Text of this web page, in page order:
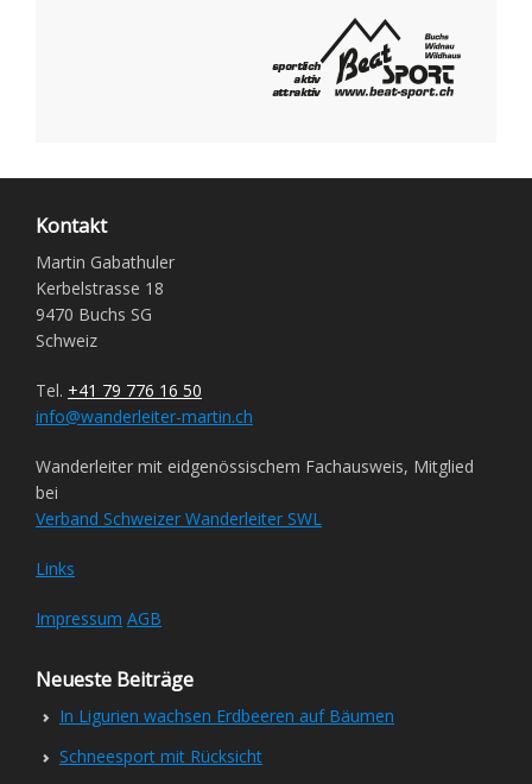
Kontakt
Martin Gabathuler
Kerbelstrasse 18
9470 Buchs SG
Schweiz
Tel. +41 79 776 16 50
info@wanderleiter-martin.ch
Wanderleiter mit eidgenössischem Fachausweis, Mitglied
bei
Verband Schweizer Wanderleiter SWL
Links
Impressum AGB
Neueste Beiträge
In Ligurien wachsen Erdbeeren auf Bäumen
Schneesport mit Rücksicht